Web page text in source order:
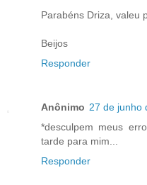
Parabéns Driza, valeu
Beijos
Responder
Anônimo 27 de junho
*desculpem meus
tarde para mim...
Responder